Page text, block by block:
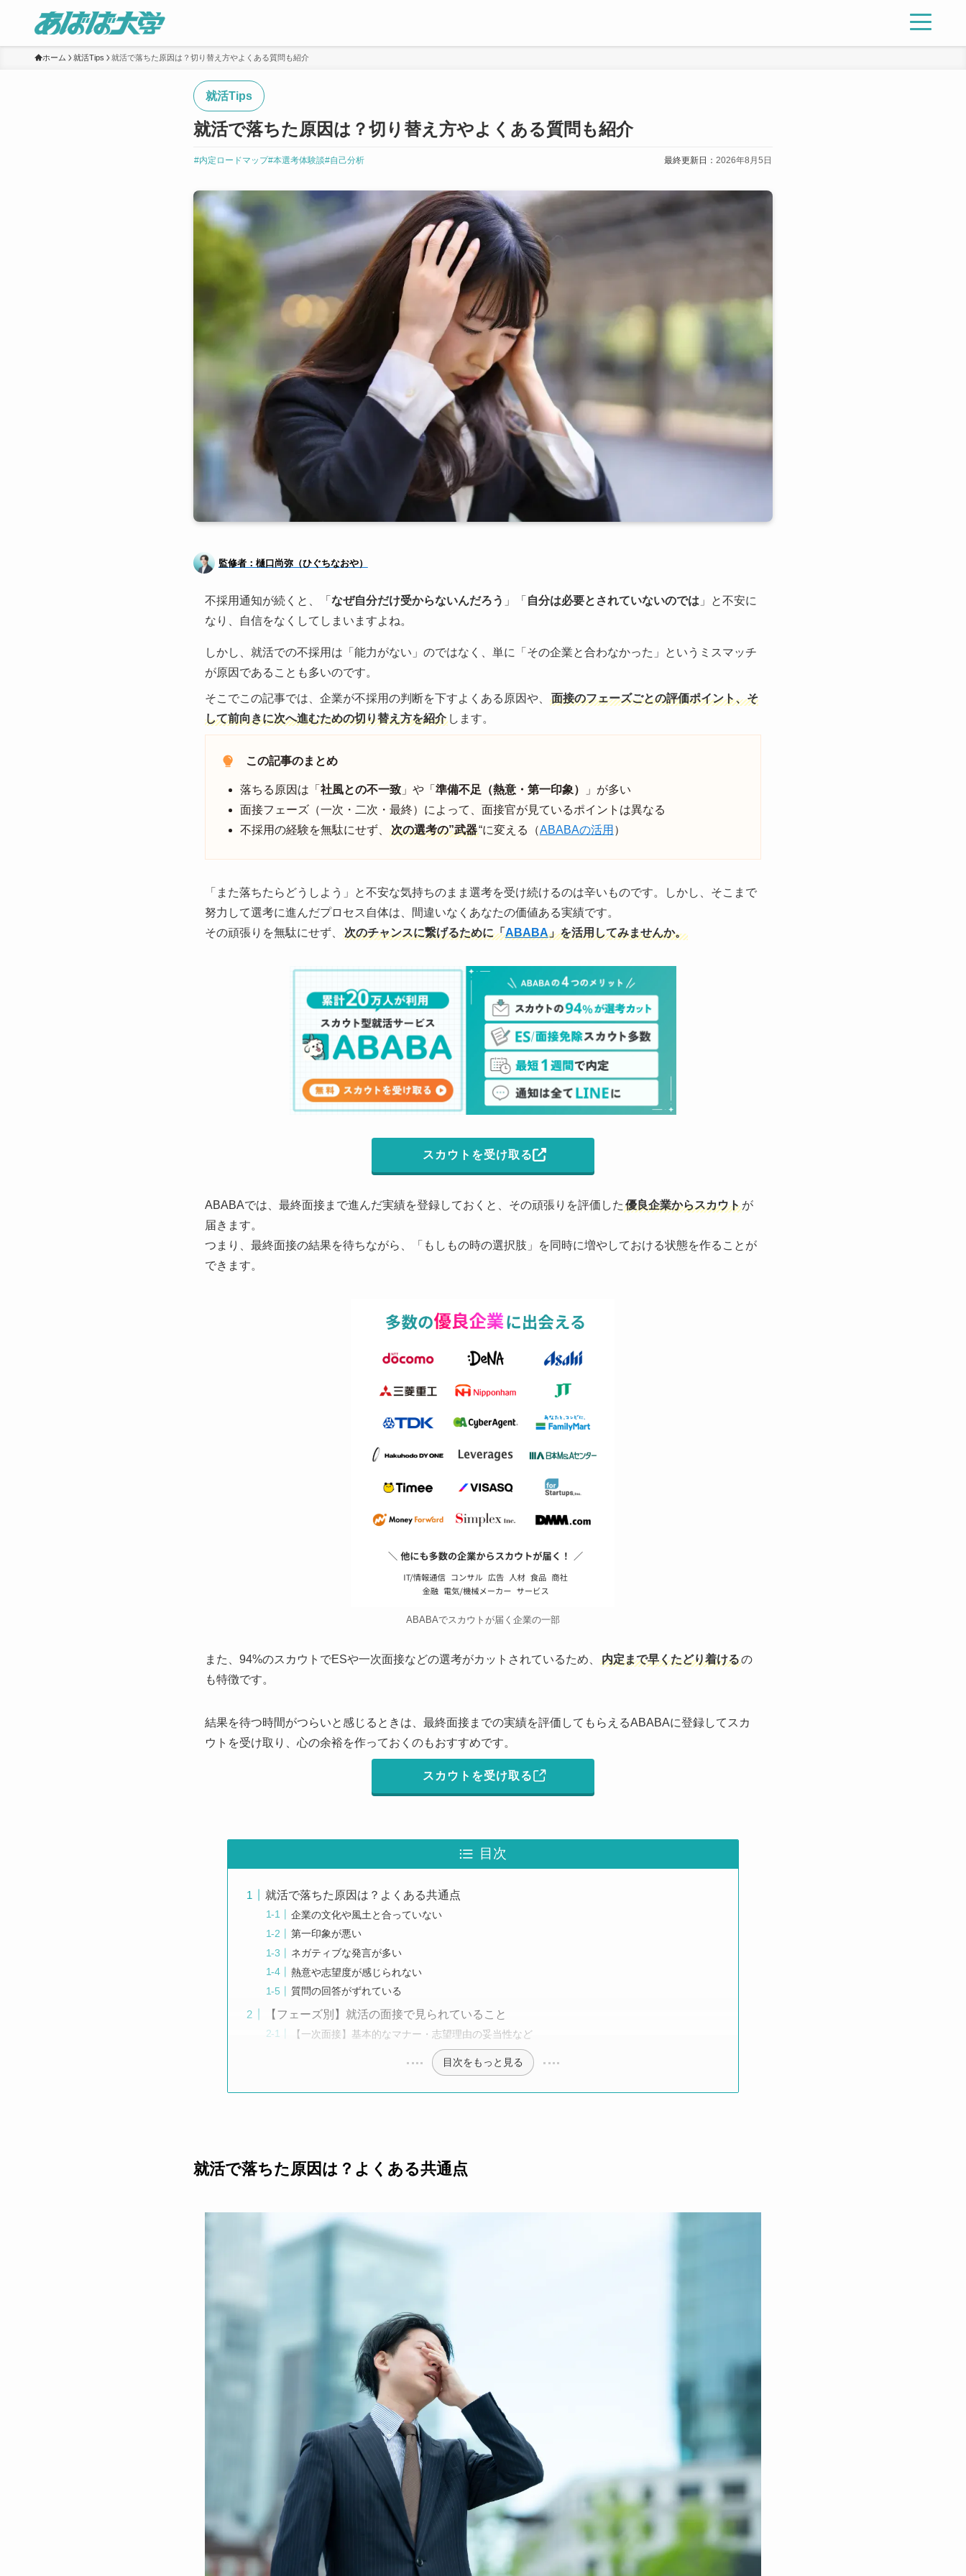
ホーム 就活Tips 就活で落ちた原因は？切り替え方やよくある質問も紹介
就活Tips
就活で落ちた原因は？切り替え方やよくある質問も紹介
#内定ロードマップ#本選考体験談#自己分析 最終更新日：2026年8月5日
監修者：樋口尚弥（ひぐちなおや）
不採用通知が続くと、「 なぜ自分だけ受からないんだろう 」「 自分は必要とされていないのでは 」と不安に
なり、自信をなくしてしまいますよね。
しかし、就活での不採用は「能力がない」のではなく、単に「その企業と合わなかった」というミスマッチ
が原因であることも多いのです。
そこでこの記事では、企業が不採用の判断を下すよくある原因や、
面接のフェーズごとの評価ポイント、そ
して前向きに次へ進むための切り替え方を紹介します。
この記事のまとめ
落ちる原因は「 社風との不一致」や「 準備不足（熱意・第一印象）
」が多い
面接フェーズ（一次・二次・最終）によって、面接官が見ているポイントは異なる
不採用の経験を無駄にせず、
次の選考の”武器“に変える（ABABAの活用 ）
「また落ちたらどうしよう」と不安な気持ちのまま選考を受け続けるのは辛いものです。しかし、そこまで
努力して選考に進んだプロセス自体は、間違いなくあなたの価値ある実績です。
その頑張りを無駄にせず、
次のチャンスに繋げるために「ABABA」を活用してみませんか。
スカウトを受け取る
ABABAでは、最終面接まで進んだ実績を登録しておくと、その頑張りを評価した 優良企業からスカウトが
届きます。
つまり、最終面接の結果を待ちながら、「もしもの時の選択肢」を同時に増やしておける状態を作ることが
できます。
ABABAでスカウトが届く企業の一部
また、94%のスカウトでESや一次面接などの選考がカットされているため、 内定まで早くたどり着けるの
も特徴です。
結果を待つ時間がつらいと感じるときは、最終面接までの実績を評価してもらえるABABAに登録してスカ
ウトを受け取り、心の余裕を作っておくのもおすすめです。
スカウトを受け取る
目次
就活で落ちた原因は？よくある共通点
企業の文化や風土と合っていない
第一印象が悪い
ネガティブな発言が多い
熱意や志望度が感じられない
質問の回答がずれている
【フェーズ別】就活の面接で見られていること
【一次面接】基本的なマナー・志望理由の妥当性など
目次をもっと見る
就活で落ちた原因は？よくある共通点